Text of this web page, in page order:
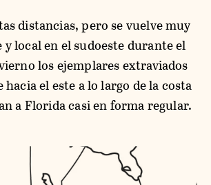
distancias, pero se vuelve muy
local en el sudoeste durante el
los ejemplares extraviados
el este a lo largo de la costa
a Florida casi en forma regular.